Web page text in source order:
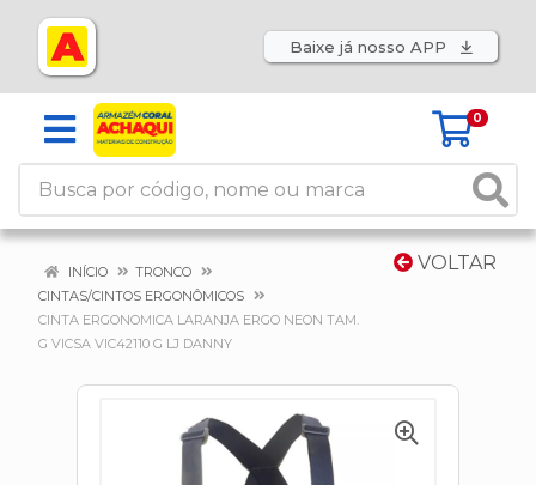
Baixe já nosso APP
0
VOLTAR
INÍCIO
TRONCO
CINTAS/CINTOS ERGONÔMICOS
CINTA ERGONOMICA LARANJA ERGO NEON TAM.
G VICSA VIC42110 G LJ DANNY